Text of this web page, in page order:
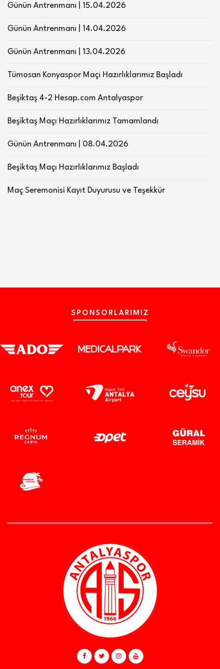
Günün Antrenmanı | 15.04.2026
Günün Antrenmanı | 14.04.2026
Günün Antrenmanı | 13.04.2026
Tümosan Konyaspor Maçı Hazırlıklarımız Başladı
Beşiktaş 4-2 Hesap.com Antalyaspor
Beşiktaş Maçı Hazırlıklarımız Tamamlandı
Günün Antrenmanı | 08.04.2026
Beşiktaş Maçı Hazırlıklarımız Başladı
Maç Seremonisi Kayıt Duyurusu ve Teşekkür
SPONSORLARIMIZ